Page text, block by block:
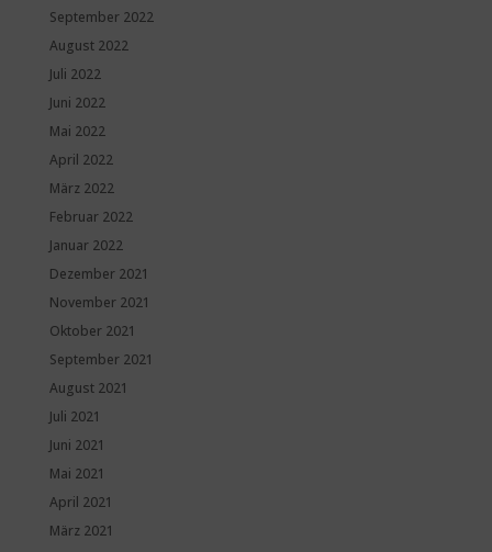
September 2022
August 2022
Juli 2022
Juni 2022
Mai 2022
April 2022
März 2022
Februar 2022
Januar 2022
Dezember 2021
November 2021
Oktober 2021
September 2021
August 2021
Juli 2021
Juni 2021
Mai 2021
April 2021
März 2021